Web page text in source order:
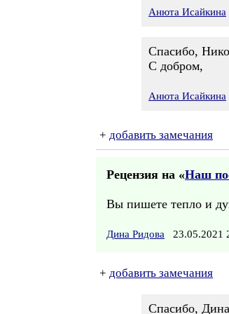
Анюта Исайкина
Спасибо,
С добром,
Анюта Исайкина
+ добавить замечания
Рецензия на «Наш
Вы пишете тепло и
Дина Ридова 23.05.2021
+ добавить замечания
Спасибо,